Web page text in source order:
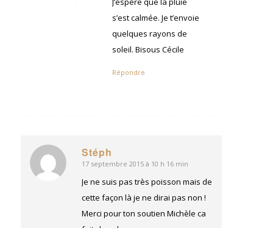
s’est calmée. Je t’envoie
quelques rayons de
soleil. Bisous Cécile
Répondre
Stéph
dit
17 septembre 2015 à 10 h 16 min
Je ne suis pas très poisson mais de
cette façon là je ne dirai pas non !
Merci pour ton soutien Michèle ca